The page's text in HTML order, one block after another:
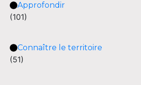
Approfondir
(101)
Connaître le territoire
(51)